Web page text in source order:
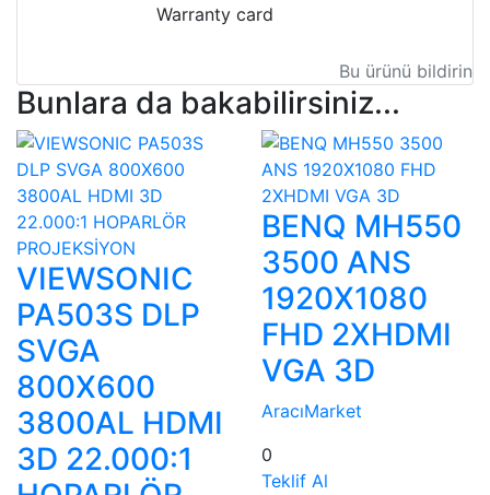
Warranty card
Bu ürünü bildirin
Bunlara da bakabilirsiniz...
VIEWSONIC
PA503S DLP
SVGA
800X600
3800AL HDMI
3D 22.000:1
BENQ MH550
3500 ANS
1920X1080
FHD 2XHDMI
VGA 3D
AracıMarket
0
Teklif Al